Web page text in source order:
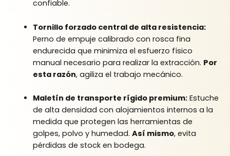
confiable.
Tornillo forzado central de alta resistencia:
Perno de empuje calibrado con rosca fina
endurecida que minimiza el esfuerzo físico
manual necesario para realizar la extracción. Por
esta razón, agiliza el trabajo mecánico.
Maletín de transporte rígido premium:Estuche
de alta densidad con alojamientos internos a la
medida que protegen las herramientas de
golpes, polvo y humedad. Así mismo, evita
pérdidas de stock en bodega.